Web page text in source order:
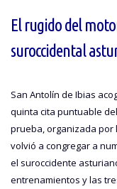
El rugido del
suroccidental
San Antolín de Ibias
quinta cita puntuable
prueba, organizada por
volvió a congregar a
el suroccidente
entrenamientos y las